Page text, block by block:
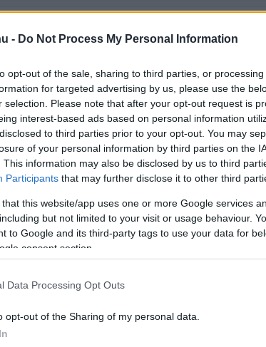
- Do Not Process My Personal Information
opt-out of the sale, sharing to third parties, or
for targeted advertising by us, please use the
selection. Please note that after your opt-out request is
interest-based ads based on personal information
to third parties prior to your opt-out. You may
of your personal information by third parties on the
This information may also be disclosed by us to third
Participants that may further disclose it to other third
that this website/app uses one or more Google services
but not limited to your visit or usage behaviour.
to Google and its third-party tags to use your data for
consent section.
Data Processing Opt Outs
opt-out of the Sharing of my personal data.
Tetszik
panel árak